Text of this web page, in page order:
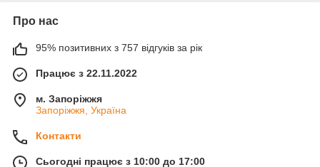
Про нас
95% позитивних з 757 відгуків за рік
Працює з 22.11.2022
м. Запоріжжя
Запоріжжя, Україна
Контакти
Сьогодні працює з 10:00 до 17:00